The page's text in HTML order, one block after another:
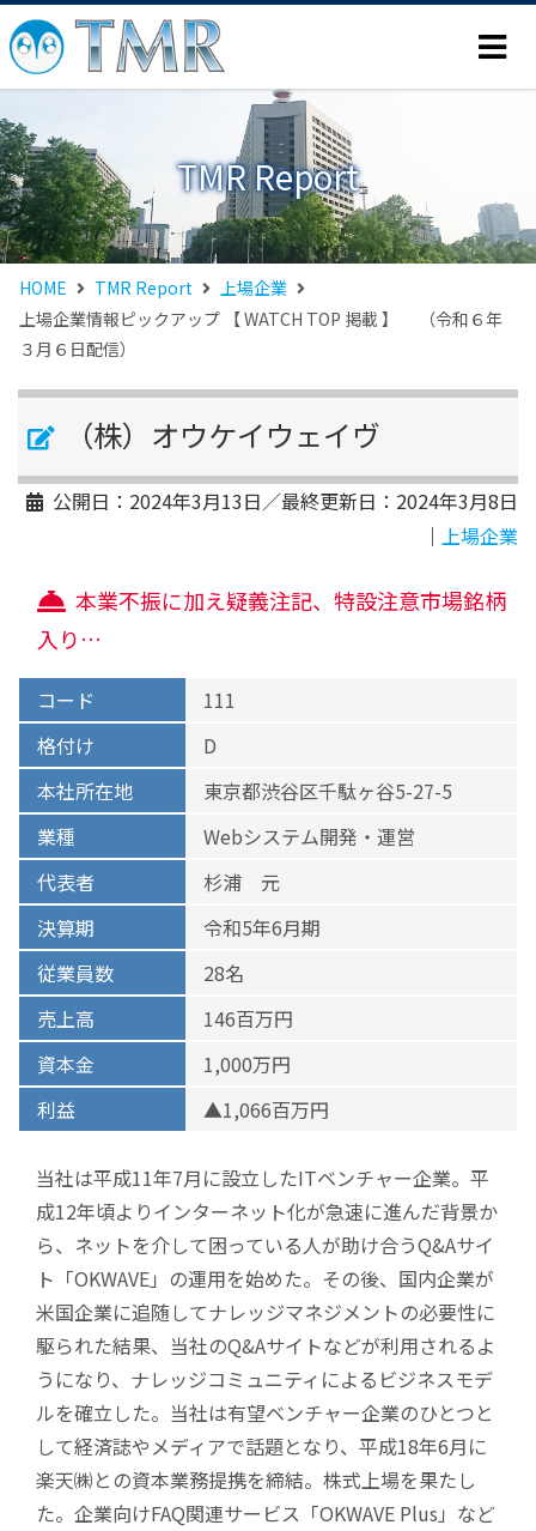
TMR Report
HOME TMR Report
上場企業
上場企業情報ピックアップ 【 WATCH TOP 掲載 】 （令和６年
３月６日配信）
（株）オウケイウェイヴ
公開日： 2024年3月13日／最終更新日： 2024年3月8日
｜ 上場企業
本業不振に加え疑義注記、特設注意市場銘柄
入り…
コード
111
格付け
D
本社所在地
東京都渋谷区千駄ヶ谷5-27-5
業種
Webシステム開発・運営
代表者
杉浦 元
決算期
令和5年6月期
従業員数
28名
売上高
146百万円
資本金
1,000万円
利益
▲1,066百万円
当社は平成11年7月に設立したITベンチャー企業。平
成12年頃よりインターネット化が急速に進んだ背景か
ら、ネットを介して困っている人が助け合うQ&Aサイ
ト「OKWAVE」の運用を始めた。その後、国内企業が
米国企業に追随してナレッジマネジメントの必要性に
駆られた結果、当社のQ&Aサイトなどが利用されるよ
うになり、ナレッジコミュニティによるビジネスモデ
ルを確立した。当社は有望ベンチャー企業のひとつと
して経済誌やメディアで話題となり、平成18年6月に
楽天㈱との資本業務提携を締結。株式上場を果たし
た。企業向けFAQ関連サービス「OKWAVE Plus」など